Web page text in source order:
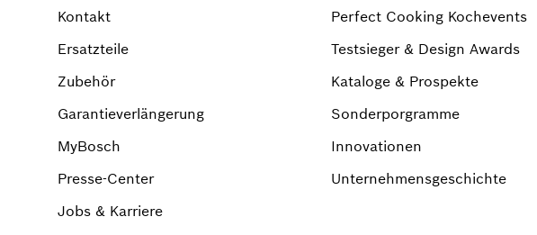
Kontakt
Ersatzteile
Zubehör
Garantieverlängerung
MyBosch
Presse-Center
Jobs & Karriere
Perfect Cooking Kochevents
Testsieger & Design Awards
Kataloge & Prospekte
Sonderporgramme
Innovationen
Unternehmensgeschichte